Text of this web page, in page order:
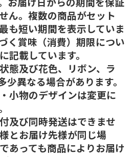
ん。複数の商品がセット
も短い期間を表示していま
く賞味（消費）期限につい
記載しています。
態及び花色、リボン、ラ
異なる場合があります。
小物のデザインは変更に
及び同時発送はできませ
とお届け先様が同じ場
あっても商品によりお届け